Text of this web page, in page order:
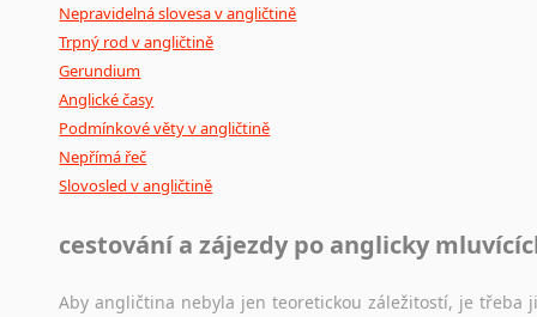
Nepravidelná slovesa v angličtině
Trpný rod v angličtině
Gerundium
Anglické časy
Podmínkové věty v angličtině
Nepřímá řeč
Slovosled v angličtině
cestování a zájezdy po anglicky
Aby angličtina nebyla jen teoretickou záležitostí, je